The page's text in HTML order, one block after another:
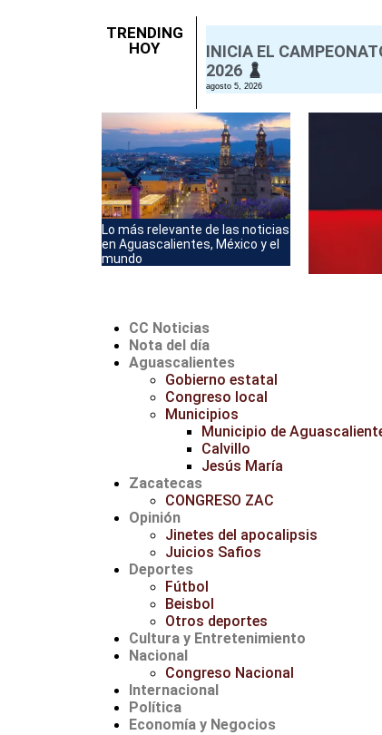
TRENDING
HOY
INICIA EL
2026
agosto 5, 2026
Lo más relevante de las noticias
en Aguascalientes, México y el
mundo
CC Noticias
Nota del día
Aguascalientes
Gobierno estatal
Congreso local
Municipios
Municipio de
Calvillo
Jesús María
Zacatecas
CONGRESO ZAC
Opinión
Jinetes del apocalipsis
Juicios Safios
Deportes
Fútbol
Beisbol
Otros deportes
Cultura y Entretenimiento
Nacional
Congreso Nacional
Internacional
Política
Economía y Negocios